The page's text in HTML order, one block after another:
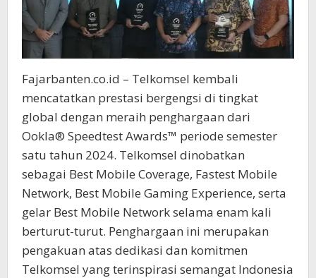
Fajarbanten.co.id – Telkomsel kembali
mencatatkan prestasi bergengsi di tingkat
global dengan meraih penghargaan dari
Ookla® Speedtest Awards™ periode semester
satu tahun 2024. Telkomsel dinobatkan
sebagai Best Mobile Coverage, Fastest Mobile
Network, Best Mobile Gaming Experience, serta
gelar Best Mobile Network selama enam kali
berturut-turut. Penghargaan ini merupakan
pengakuan atas dedikasi dan komitmen
Telkomsel yang terinspirasi semangat Indonesia